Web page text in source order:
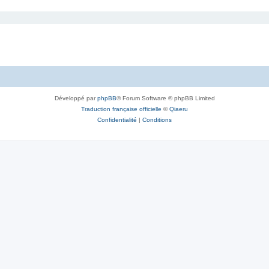
Développé parphpBB® Forum Software © phpBB Limited
Traduction française officielle ©Qiaeru
Confidentialité | Conditions